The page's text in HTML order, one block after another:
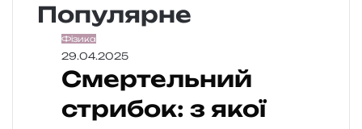
Популярне
Фізика
29.04.2025
Смертельний
стрибок: з якої